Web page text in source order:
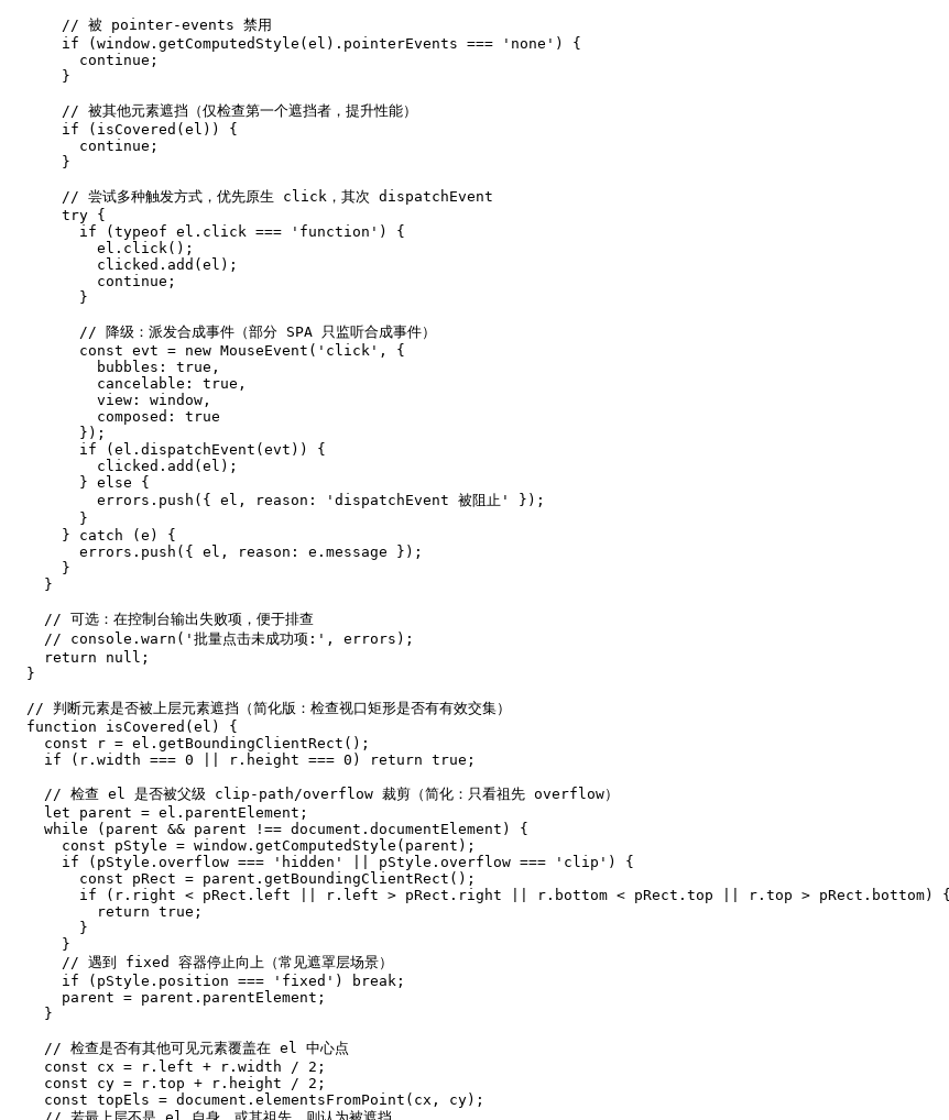
      // 被 pointer-events 禁用
      if (window.getComputedStyle(el).pointerEvents === 'none') {
        continue;
      }
      // 被其他元素遮挡（仅检查第一个遮挡者，提升性能）
      if (isCovered(el)) {
        continue;
      }
      // 尝试多种触发方式，优先原生 click，其次 dispatchEvent
      try {
        if (typeof el.click === 'function') {
          el.click();
          clicked.add(el);
          continue;
        }
        // 降级：派发合成事件（部分 SPA 只监听合成事件）
        const evt = new MouseEvent('click', {
          bubbles: true,
          cancelable: true,
          view: window,
          composed: true
        });
        if (el.dispatchEvent(evt)) {
          clicked.add(el);
        } else {
          errors.push({ el, reason: 'dispatchEvent 被阻止' });
        }
      } catch (e) {
        errors.push({ el, reason: e.message });
      }
    }
    // 可选：在控制台输出失败项，便于排查
    // console.warn('批量点击未成功项:', errors);
    return null;
  }
  // 判断元素是否被上层元素遮挡（简化版：检查视口矩形是否有有效交集）
  function isCovered(el) {
    const r = el.getBoundingClientRect();
    if (r.width === 0 || r.height === 0) return true;
    // 检查 el 是否被父级 clip-path/overflow 裁剪（简化：只看祖先 overflow）
    let parent = el.parentElement;
    while (parent && parent !== document.documentElement) {
      const pStyle = window.getComputedStyle(parent);
      if (pStyle.overflow === 'hidden' || pStyle.overflow === 'clip') {
        const pRect = parent.getBoundingClientRect();
        if (r.right < pRect.left || r.left > pRect.right || r.bottom < pRect.top || r.top > pRect.bottom) {
          return true;
        }
      }
      // 遇到 fixed 容器停止向上（常见遮罩层场景）
      if (pStyle.position === 'fixed') break;
      parent = parent.parentElement;
    }
    // 检查是否有其他可见元素覆盖在 el 中心点
    const cx = r.left + r.width / 2;
    const cy = r.top + r.height / 2;
    const topEls = document.elementsFromPoint(cx, cy);